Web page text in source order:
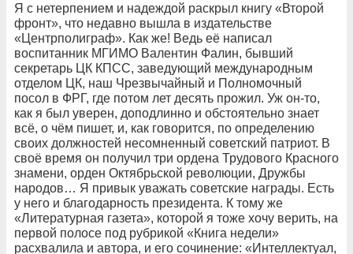
Я с нетерпением и надеждой раскрыл книгу «Второй
фронт», что недавно вышла в издательстве
«Центрполиграф». Как же! Ведь её написал
воспитанник МГИМО Валентин Фалин, бывший
секретарь ЦК КПСС, заведующий международным
отделом ЦК, наш Чрезвычайный и Полномочный
посол в ФРГ, где потом лет десять прожил. Уж он-то,
как я был уверен, доподлинно и обстоятельно знает
всё, о чём пишет, и, как говорится, по определению
своих должностей несомненный советский патриот. В
своё время он получил три ордена Трудового Красного
знамени, орден Октябрьской революции, Дружбы
народов… Я привык уважать советские награды. Есть
у него и благодарность президента. К тому же
«Литературная газета», которой я тоже хочу верить, на
первой полосе под рубрикой «Книга недели»
расхвалила и автора, и его сочинение: «Интеллектуал,